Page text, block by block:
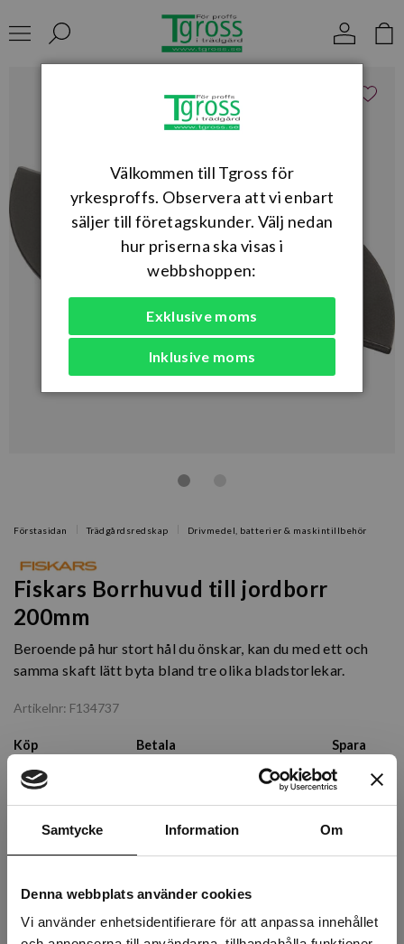
Samtycke Information Om
Denna webbplats använder cookies
Vi använder enhetsidentifierare för att anpassa innehållet
Förstasidan Trädgårdsredskap Drivmedel, batterier & maskintillbehör
Fiskars Borrhuvud till jordborr
200mm
Beroende på hur stort hål du önskar, kan du med ett och
samma skaft lätt byta bland tre olika bladstorlekar.
Artikelnr: F134737
Köp Betala Spara
Över 3 st 5%
Beställningsvara, 1-2v
Lägg i varukorgen
Välkommen till Tgross för
yrkesproffs. Observera att vi enbart
säljer till företagskunder. Välj nedan
hur priserna ska visas i
webbshoppen:
Exklusive moms
Inklusive moms